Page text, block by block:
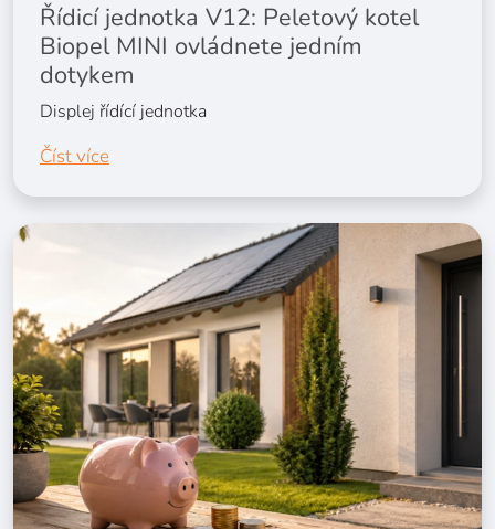
Řídicí jednotka V12: Peletový kotel
Biopel MINI ovládnete jedním
dotykem
Displej řídící jednotka
Číst více